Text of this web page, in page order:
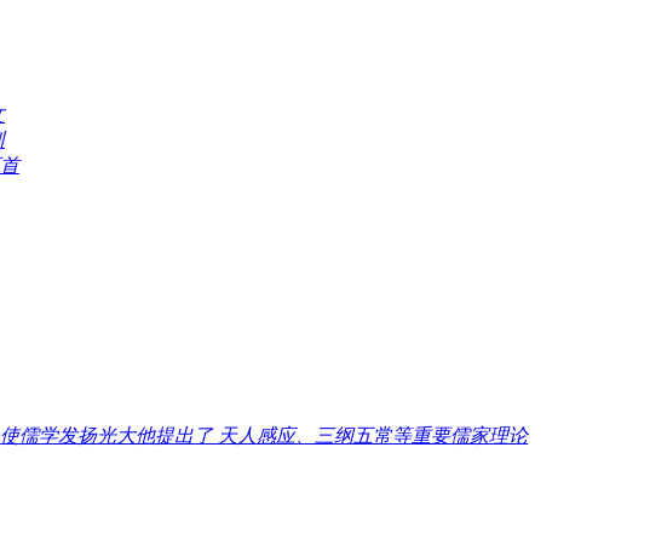
儒学发扬光大他提出了 天人感应、三纲五常等重要儒家理论